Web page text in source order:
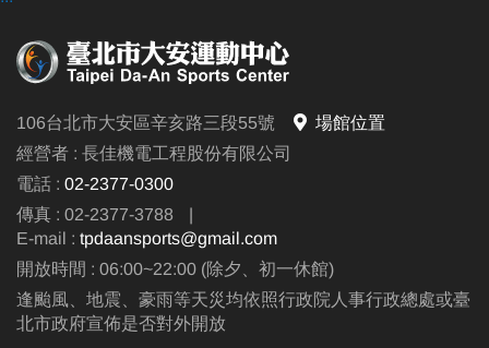
106台北市大安區辛亥路三段55號
場館位置
經營者 : 長佳機電工程股份有限公司
電話 : 02-2377-0300
傳真 : 02-2377-3788
|
E-mail : tpdaansports@gmail.com
開放時間 : 06:00~22:00 (除夕、初一休館)
逢颱風、地震、豪雨等天災均依照行政院人事行政總處或臺
北市政府宣佈是否對外開放